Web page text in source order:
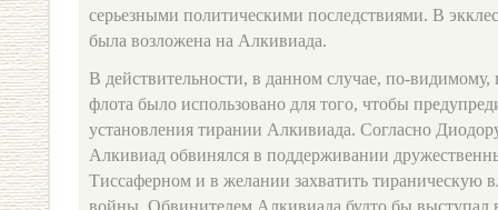
серьезными политическими последствиями. В
была возложена на Алкивиада.
В действительности, в данном случае, по-
флота было использовано для того, чтобы
установления тирании Алкивиада. Согласно
Алкивиад обвинялся в поддерживании
Тиссаферном и в желании захватить тираническую
войны. Обвинителем Алкивиада будто бы выступал